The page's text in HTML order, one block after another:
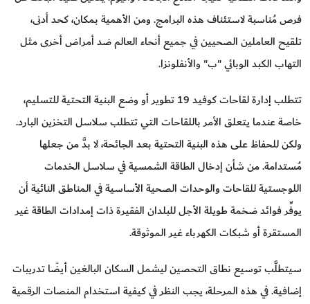
فرص مُناسبة لاستئناف هذه البرامج. ومن الأهمية بمكان، كحد أدنى،
تلقيح العاملين الصحيين في جميع أنحاء العالم ضد أمراض أخرى مثل
التهاب الكبد الوبائي "ب" والأنفلونزا.
تتطلب إدارة لقاحات كوفيد 19 تطوير أو وضع البنية التحتية للتسليم،
خاصة عندما يتعلق الأمر باللقاحات التي تتطلب سلاسل التخزين البارد.
ولكن للحفاظ على هذه البنية التحتية بعد الجائحة، لا بدَّ من جعلها
مُستدامة. من شأن إدخال الطاقة الشمسية في سلاسل الخدمات
اللوجستية للقاحات والوحدات الصحية الأساسية في المناطق النائية أن
يوفِّر فوائد ضخمة طويلة الأجل للبلدان الفقيرة ذات إمدادات الطاقة غير
المستقرة أو شبكات الكهرباء غير الموثوقة.
سيتطلَّب توسيع نطاق التحصين ليشمل السكان البالغين أيضًا تدريبات
إضافية. في هذه المرحلة، يجب النظر في كيفية استخدام المنصات الرقمية